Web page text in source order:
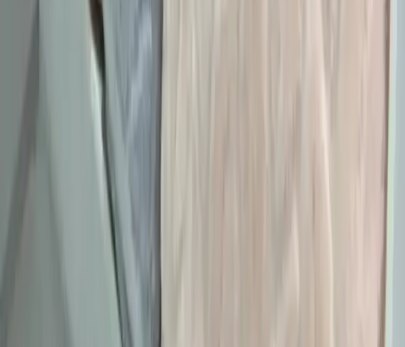
Kadın Modasında Beden Tipi, Sürdürülebilirlik ve
Mevsime Uygun Stil Önerileri
Kadın modasında beden tipine uygun kıyafet seçimi, sürdürülebilir
markalar ve mevsimsel kombin önerileri ele alınmaktadır. Estetik ve
konforu birleştiren pratik stil yaklaşımları sunulmaktadır.